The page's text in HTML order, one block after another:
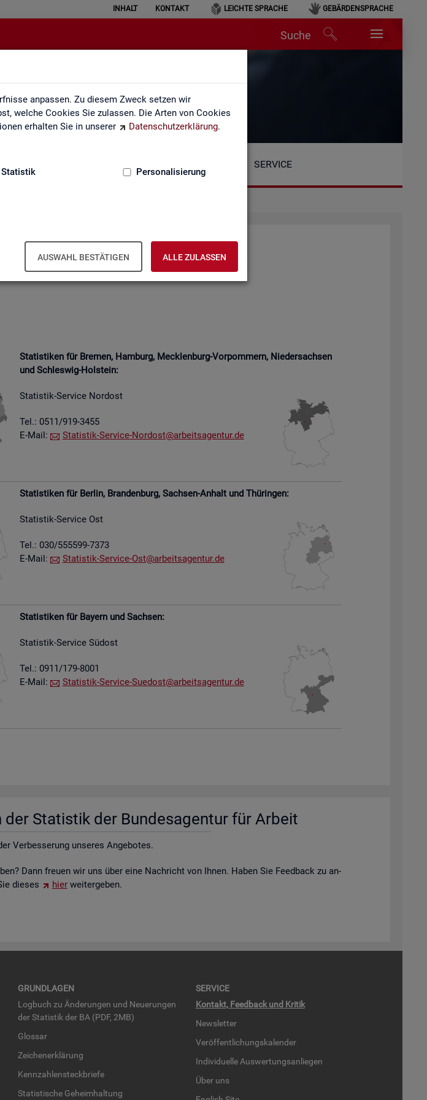
anpassen. Zu diesem Zweck setzen wir
welche Cookies Sie zulassen. Die Arten von Cookies
erhalten Sie in unserer
Datenschutzerklärung.
Statistik Personalisierung
AUSWAHL BESTÄTIGEN ALLE ZULASSEN
INHALT KONTAKT LEICHTE SPRACHE GEBÄRDENSPRACHE
Suche
und Kritik
SERVICE
mit uns in Kon­takt zu tre­ten!
Sta­tis­ti­ken für Bre­men, Ham­burg, Meck­len­burg-Vor­pom­mern, Nie­der­sach­sen
und Schles­wig-Hol­stein:
Sta­tis­tik-Ser­vice Nord­ost
Tel.: 0511/919-3455
E-Mail:
Sta­tis­tik-Ser­vice-Nord­ost@​arb​eits​agen​tur.​de
Sta­tis­ti­ken für Ber­lin, Bran­den­burg, Sach­sen-An­halt und Thü­rin­gen:
Sta­tis­tik-Ser­vice Ost
Tel.: 030/555599-7373
E-Mail:
Sta­tis­tik-Ser­vice-Ost@​arb​eits​agen​tur.​de
Sta­tis­ti­ken für Bay­ern und Sach­sen:
Sta­tis­tik-Ser­vice Süd­ost
Tel.: 0911/179-8001
E-Mail:
Sta­tis­tik-Ser­vice-Su­e­dost@​arb​eits​agen​tur.​de
Sta­tis­tik der Bun­des­agen­tur für Ar­beit
Ver­bes­se­rung un­se­res An­ge­bo­tes.
Dann freu­en wir uns über eine Nach­richt von Ihnen. Haben Sie Feed­back zu an­
die­ses
hierwei­ter­ge­ben.
GRUND­LA­GEN
Log­buch zu Än­de­run­gen und Neue­run­gen
der Sta­tis­tik der BA (PDF, 2MB)
Glos­sar
Zei­chen­er­klä­rung
Kenn­zah­len­steck­brie­fe
Sta­tis­ti­sche Ge­heim­hal­tung
SER­VICE
Kon­takt, Feed­back und Kri­tik
News­let­ter
Ver­öf­fent­li­chungs­ka­len­der
In­di­vi­du­el­le Aus­wer­tungs­an­lie­gen
Über uns